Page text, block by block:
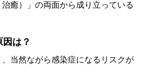
治癒）」の両面から成り立っている
は？
当然ながら感染症になるリスクが